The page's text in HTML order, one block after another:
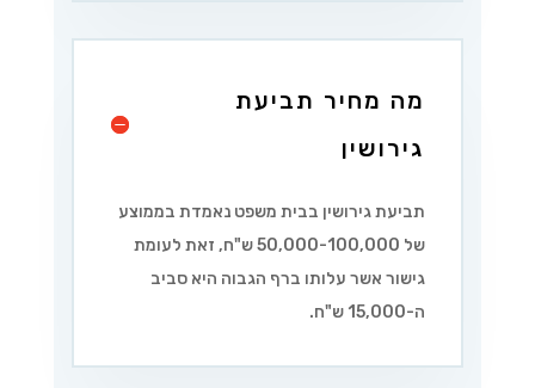
מה מחיר תביעת
גירושין
תביעת גירושין בבית משפט נאמדת בממוצע
של 50,000-100,000 ש"ח, זאת לעומת
גישור אשר עלותו ברף הגבוה היא סביב
ה-15,000 ש"ח.